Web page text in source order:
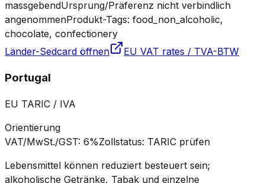
massgebendUrsprung/Präferenz nicht verbindlich
angenommenProdukt-Tags: food_non_alcoholic,
chocolate, confectionery
Länder-Sedcard öffnen
EU VAT rates / TVA-BTW
Portugal
EU TARIC / IVA
Orientierung
VAT/MwSt./GST: 6%Zollstatus: TARIC prüfen
Lebensmittel können reduziert besteuert sein;
alkoholische Getränke, Tabak und einzelne